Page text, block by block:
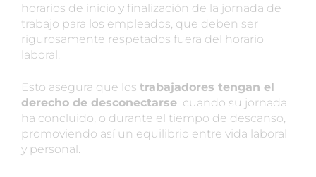
horarios de inicio y finalización de la jornada de
trabajo para los empleados, que deben ser
rigurosamente respetados fuera del horario
laboral.
Esto asegura que los trabajadores tengan el
derecho de desconectarse cuando su jornada
ha concluido, o durante el tiempo de descanso,
promoviendo así un equilibrio entre vida laboral
y personal.